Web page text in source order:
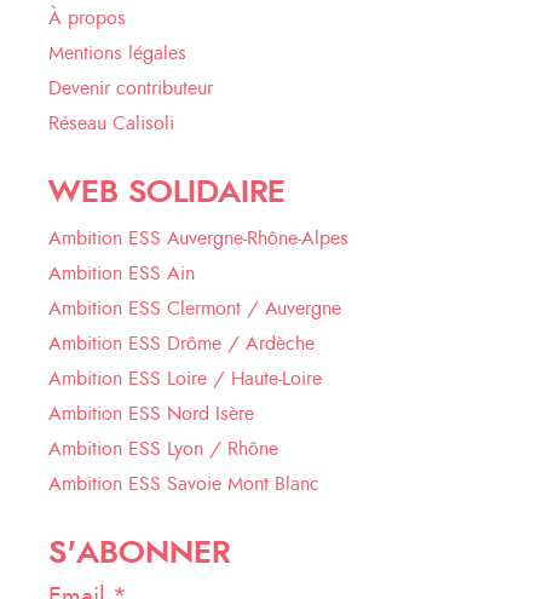
À propos
Mentions légales
Devenir contributeur
Réseau Calisoli
WEB SOLIDAIRE
Ambition ESS Auvergne-Rhône-Alpes
Ambition ESS Ain
Ambition ESS Clermont / Auvergne
Ambition ESS Drôme / Ardèche
Ambition ESS Loire / Haute-Loire
Ambition ESS Nord Isère
Ambition ESS Lyon / Rhône
Ambition ESS Savoie Mont Blanc
S'ABONNER